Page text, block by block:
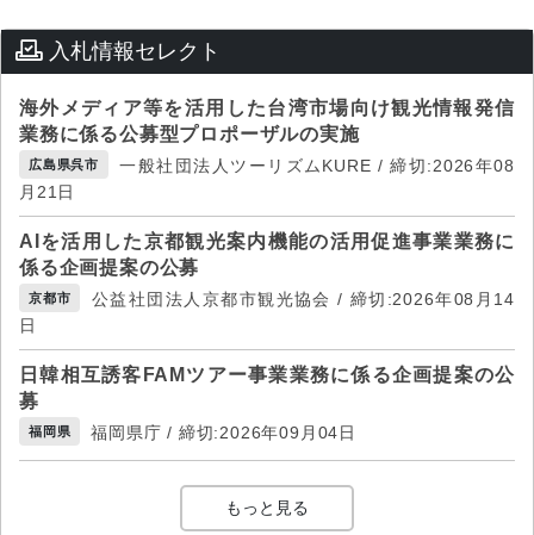
入札情報セレクト
海外メディア等を活用した台湾市場向け観光情報発信
業務に係る公募型プロポーザルの実施
広島県呉市
一般社団法人ツーリズムKURE / 締切:2026年08
月21日
AIを活用した京都観光案内機能の活用促進事業業務に
係る企画提案の公募
京都市
公益社団法人京都市観光協会 / 締切:2026年08月14
日
日韓相互誘客FAMツアー事業業務に係る企画提案の公
募
福岡県 福岡県庁 / 締切:2026年09月04日
もっと見る